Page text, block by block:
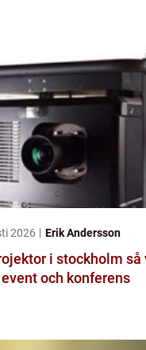
2026 Erik Andersson
i stockholm så väljer du
och konferens